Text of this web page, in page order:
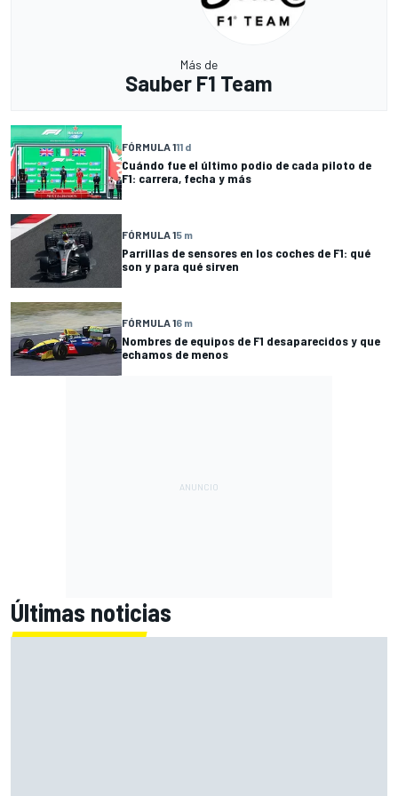
Más de
Sauber F1 Team
FÓRMULA 111 d
Cuándo fue el último podio de cada piloto de
F1: carrera, fecha y más
FÓRMULA 15 m
Parrillas de sensores en los coches de F1: qué
son y para qué sirven
FÓRMULA 16 m
Nombres de equipos de F1 desaparecidos y que
echamos de menos
Últimas noticias